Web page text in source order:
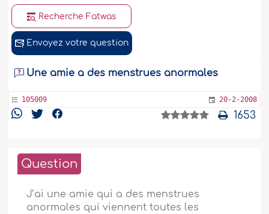
Recherche Fatwas
Envoyez votre question
Une amie a des menstrues anormales
105009 20-2-2008
1653
Question
J’ai une amie qui a des menstrues
anormales qui viennent toutes les